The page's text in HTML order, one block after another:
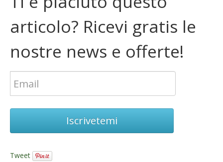
articolo? Ricevi gratis le
nostre news e offerte!
Iscrivetemi
Tweet